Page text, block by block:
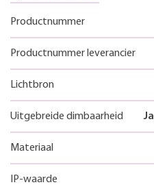
Productnummer
Productnummer leverancier
Lichtbron
Uitgebreide dimbaarheid
Materiaal
IP-waarde